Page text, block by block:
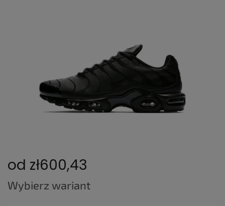
od zł600,43
Cena
jednostkowa:
Wybierz wariant